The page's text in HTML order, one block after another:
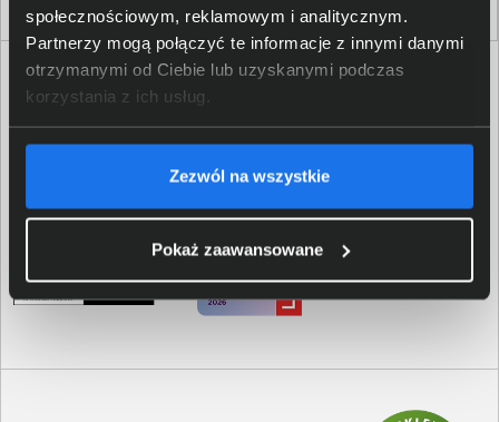
społecznościowym, reklamowym i analitycznym.
Partnerzy mogą połączyć te informacje z innymi danymi
otrzymanymi od Ciebie lub uzyskanymi podczas
korzystania z ich usług.
Zezwól na wszystkie
Pokaż zaawansowane
Delkom 2000